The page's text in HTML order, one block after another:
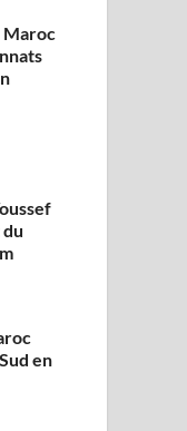
Maroc
en